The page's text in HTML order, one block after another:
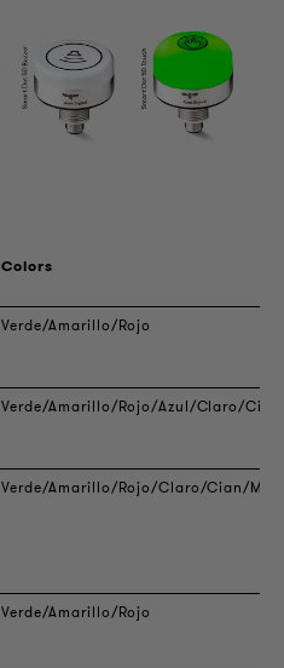
Colors
Verde/Amarillo/Rojo
Verde/Amarillo/Rojo/Azul/Claro/
Verde/Amarillo/Rojo/Claro/Cian/
Verde/Amarillo/Rojo